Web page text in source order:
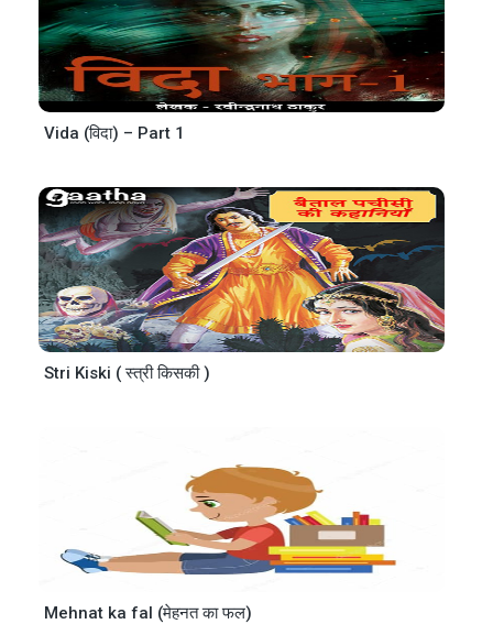
Vida (विदा) – Part 1
Stri Kiski ( स्त्री किसकी )
Mehnat ka fal (मेहनत का फल)